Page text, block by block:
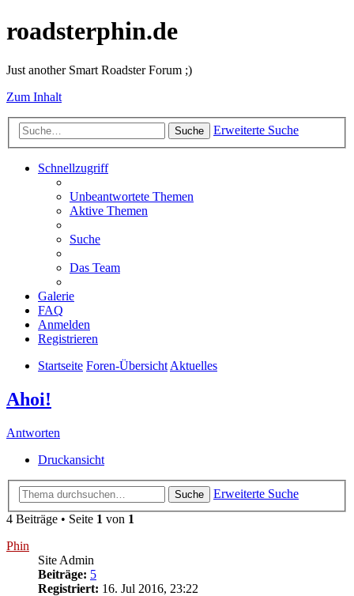
roadsterphin.de
Just another Smart Roadster Forum ;)
Zum Inhalt
Suche Erweiterte Suche
Schnellzugriff
Unbeantwortete Themen
Aktive Themen
Suche
Das Team
Galerie
FAQ
Anmelden
Registrieren
Startseite Foren-ÜbersichtAktuelles
Ahoi!
Antworten
Druckansicht
Suche
Erweiterte Suche
4 Beiträge • Seite 1 von 1
Phin
Site Admin
Beiträge: 5
Registriert: 16. Jul 2016, 23:22